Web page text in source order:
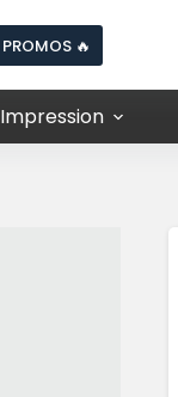
PROMOS 🔥
Impression